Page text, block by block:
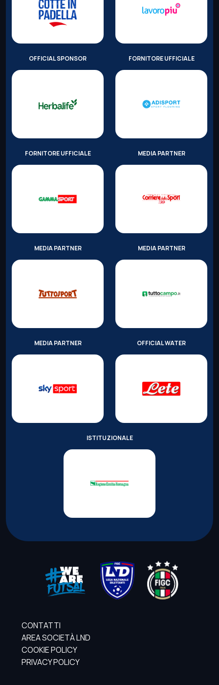
OFFICIAL SPONSOR FORNITORE UFFICIALE
FORNITORE UFFICIALE MEDIA PARTNER
MEDIA PARTNER MEDIA PARTNER
MEDIA PARTNER OFFICIAL WATER
ISTITUZIONALE
CONTATTI
AREA SOCIETÀ LND
COOKIE POLICY
PRIVACY POLICY